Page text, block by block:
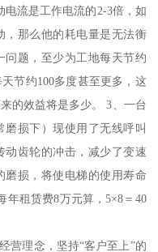
电流是工作电流的2-3倍，如
，那么他的耗电量是无法衡
问题，至少为工地每天节约
节约100多度甚至更多，这
的效益将是多少。 3、一台
损下）现使用了无线呼叫
动齿轮的冲击，减少了变速
磨损，将使电梯的使用寿命
年租赁费8万元算，5×8＝40
营理念，坚持“客户至上”的